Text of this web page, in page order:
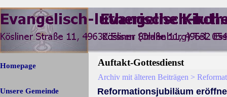
Menü überspringen
Homepage
Unsere Gemeinde
Auftakt-Gottesdienst
Archiv mit älteren Beiträgen >
Reformationsjubiläum